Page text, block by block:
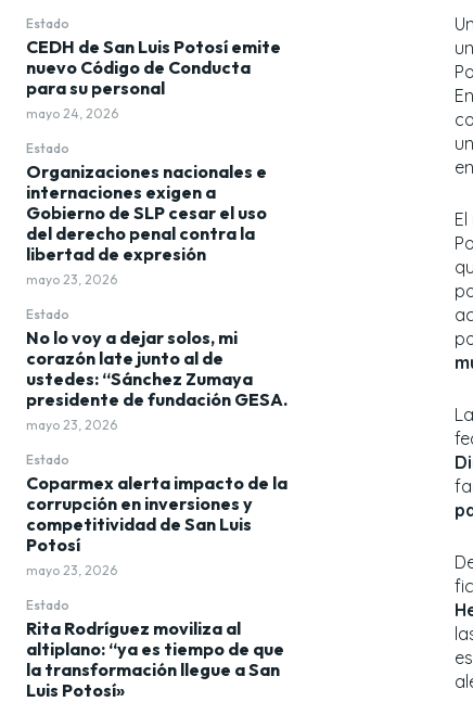
Estado
CEDH de San Luis Potosí emite
nuevo Código de Conducta
para su personal
mayo 24, 2026
Estado
Organizaciones nacionales e
internaciones exigen a
Gobierno de SLP cesar el uso
del derecho penal contra la
libertad de expresión
mayo 23, 2026
Estado
No lo voy a dejar solos, mi
corazón late junto al de
ustedes: “Sánchez Zumaya
presidente de fundación GESA.
mayo 23, 2026
Estado
Coparmex alerta impacto de la
corrupción en inversiones y
competitividad de San Luis
Potosí
mayo 23, 2026
Estado
Rita Rodríguez moviliza al
altiplano: “ya es tiempo de que
la transformación llegue a San
Luis Potosí»